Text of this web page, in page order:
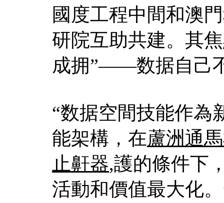
國度工程中間和澳
研院互助共建。其
成拥”——数据自己
“数据空間技能作為
能架構，在蘆洲通
止鼾器,護的條件下
活動和價值最大化